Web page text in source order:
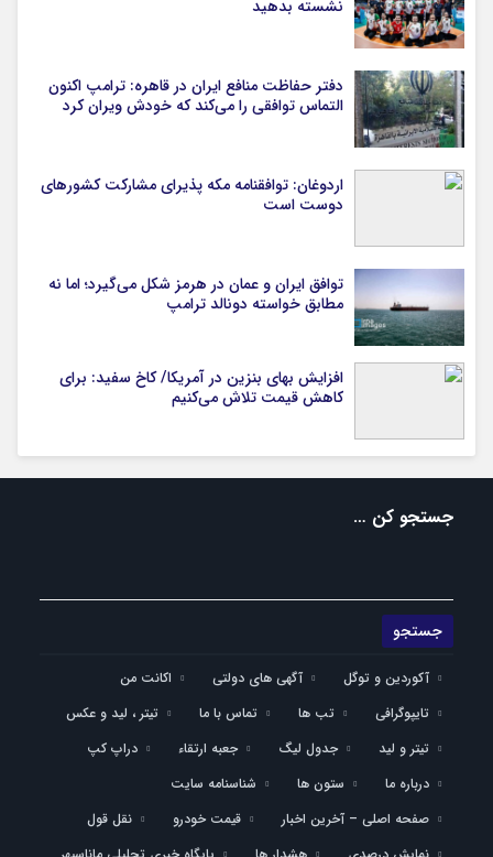
نشسته بدهید
دفتر حفاظت منافع ایران در قاهره: ترامپ اکنون
التماس توافقی را می‌کند که خودش ویران کرد
اردوغان: توافقنامه مکه پذیرای مشارکت کشورهای
دوست است
توافق ایران و عمان در هرمز شکل می‌گیرد؛ اما نه
مطابق خواسته دونالد ترامپ
افزایش بهای بنزین در آمریکا/ کاخ سفید: برای
کاهش قیمت تلاش می‌کنیم
جستجو کن …
آکوردین و توگل آگهی های دولتی
اکانت من
تایپوگرافی
تب ها تماس با ما
تیتر ، لید و عکس
تیتر و لید
جدول لیگ جعبه ارتقاء
دراپ کپ
درباره ما
ستون ها
شناسنامه سایت
صفحه اصلی – آخرین اخبار
قیمت خودرو
نقل قول